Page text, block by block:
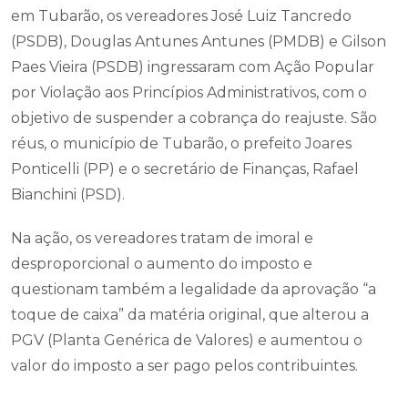
em Tubarão, os vereadores José Luiz Tancredo
(PSDB), Douglas Antunes Antunes (PMDB) e Gilson
Paes Vieira (PSDB) ingressaram com Ação Popular
por Violação aos Princípios Administrativos, com o
objetivo de suspender a cobrança do reajuste. São
réus, o município de Tubarão, o prefeito Joares
Ponticelli (PP) e o secretário de Finanças, Rafael
Bianchini (PSD).
Na ação, os vereadores tratam de imoral e
desproporcional o aumento do imposto e
questionam também a legalidade da aprovação “a
toque de caixa” da matéria original, que alterou a
PGV (Planta Genérica de Valores) e aumentou o
valor do imposto a ser pago pelos contribuintes.